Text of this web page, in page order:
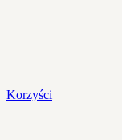
Korzyści